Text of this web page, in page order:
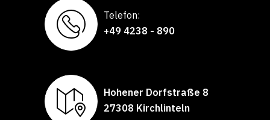
Telefon:
+49 4238 - 890
Hohener Dorfstraße 8
27308 Kirchlinteln